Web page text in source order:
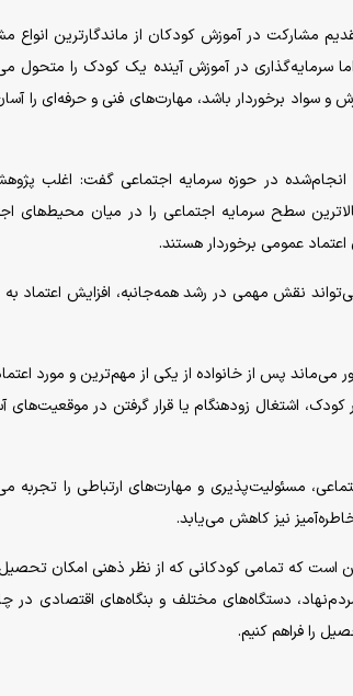
مشارکت در آموزش کودکان از ماندگارترین انواع
سرمایه‌گذاری در آموزش آینده یک کودک را متحول
سواد برخوردار باشد، مهارت‌های فنی و حرفه‌ای را
در حوزه سرمایه اجتماعی گفت: اغلب
۱۴۰۴ نشان می‌دهد که مدرسه بالاترین سطح سرمایه اجتماعی را در میان
عمومی برخوردار هستند.
نقش مهمی در رشد همه‌جانبه، افزایش اعتماد
پس از خانواده از یکی از مهم‌ترین و مورد
اشتغال زودهنگام یا قرار گرفتن در موقعیت‌های
مسئولیت‌پذیری و مهارت‌های ارتباطی را تجربه
نیز کاهش می‌یابد.
است که تمامی کودکانی که از نظر ذهنی امکان
دستگاه‌های مختلف و بنگاه‌های اقتصادی در
را فراهم کنیم.